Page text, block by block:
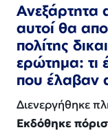
Ανεξάρτητα
αυτοί θα
πολίτης
ερώτημα: τι
που έλαβαν
Διενεργήθηκε
Εκδόθηκε